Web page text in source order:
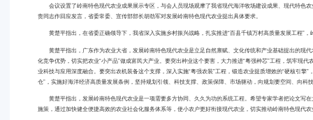
会议设置了岭南特色现代农业成果展示专区，与会人员现场观摩了我省现代海洋牧场建设成果、现代特色
责同志作回应发言，省委常委、宣传部部长胡劲军对发展岭南特色现代农业提出具体要求。
黄楚平指出，在省委正确领导下，我省深入实施乡村振兴战略，扎实推进“百县千镇万村高质量发展工程”
黄楚平指出，广东作为农业大省，发展岭南特色现代农业是立足自然禀赋、文化传统和产业基础提出的现
化竞争优势，切实把农业“小产品”做成富民大产业。要突出种业这个要害，大力推进“粤强种芯”工程，筑牢
业科技与应用深度融合。要突出农机装备这个支撑，深入实施“粤强农装”工程，锻造农业提质增效的“硬核引
仓”，实施好海洋经济高质量发展条例，坚持规划引领、科技支撑、政策保障、市场驱动，向规划要空间、向
黄楚平指出，发展岭南特色现代农业是一项需要多方协同、久久为功的系统工程。希望专家学者把论文写
施策，通过加快健全便捷高效的农业社会化服务体系等，使小农户更好衔接现代农业，切实推动岭南特色现